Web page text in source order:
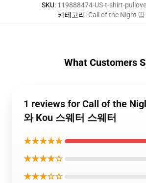
SKU: 119888474-US-t-shirt-
카테고리: Call of the Night 땀
What Customers
1 reviews for Call of the
와 Kou 스웨터 스웨터
★★★★★
★★★★☆
★★★☆☆